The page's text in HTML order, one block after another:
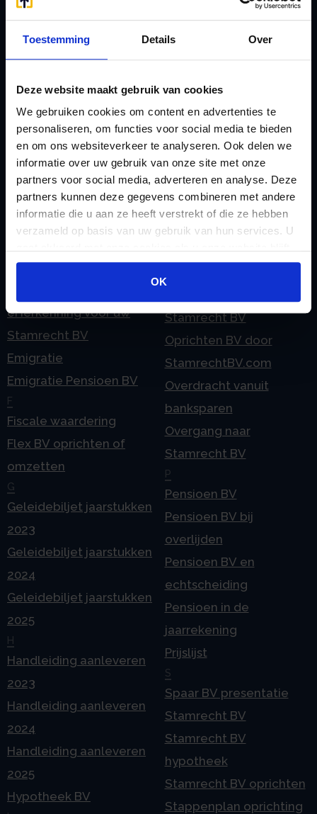
Toestemming Details Over
Deze website maakt gebruik van cookies
We gebruiken cookies om content en advertenties te
personaliseren, om functies voor social media te bieden
en om ons websiteverkeer te analyseren. Ook delen we
informatie over uw gebruik van onze site met onze
partners voor social media, adverteren en analyse. Deze
partners kunnen deze gegevens combineren met andere
informatie die u aan ze heeft verstrekt of die ze hebben
verzameld op basis van uw gebruik van hun services. U
gebruiken.
OK
Afkoop Stamrecht
Belastingdienst
rekeningnummer
Checklist IB 2023 (PDF)
Checklist IB 2023 (Word)
Checklist IB 2024 (PDF)
Checklist IB 2024 (Word)
Checklist IB 2025 (PDF)
Checklist IB 2025 (Word)
eHerkenning voor uw
Stamrecht BV
Emigratie
Emigratie Pensioen BV
F
Fiscale waardering
Flex BV oprichten of
omzetten
G
Geleidebiljet jaarstukken
2023
Geleidebiljet jaarstukken
2024
Geleidebiljet jaarstukken
2025
H
Handleiding aanleveren
2023
Handleiding aanleveren
2024
Handleiding aanleveren
2025
Hypotheek BV
Lenen van de BV
verzorgen
M
Mogelijkheden
Stamrecht BV
ODV BV
Ontbinden Stamrecht
Stamrecht BV
Oprichten BV door
StamrechtBV.com
Overdracht vanuit
banksparen
Overgang naar
Stamrecht BV
P
Pensioen BV
Pensioen BV bij
overlijden
Pensioen BV en
echtscheiding
Pensioen in de
jaarrekening
Prijslijst
S
Spaar BV presentatie
Stamrecht BV
Stamrecht BV
hypotheek
Stamrecht BV oprichten
Stappenplan oprichting